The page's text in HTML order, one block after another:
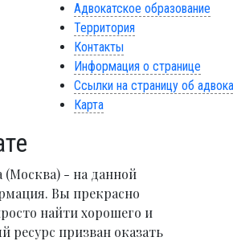
Адвокатское образование
Территория
Контакты
Информация о странице
Ссылки на страницу об
Карта
(Москва) - на данной
Вы прекрасно
найти хорошего и
ресурс призван оказать